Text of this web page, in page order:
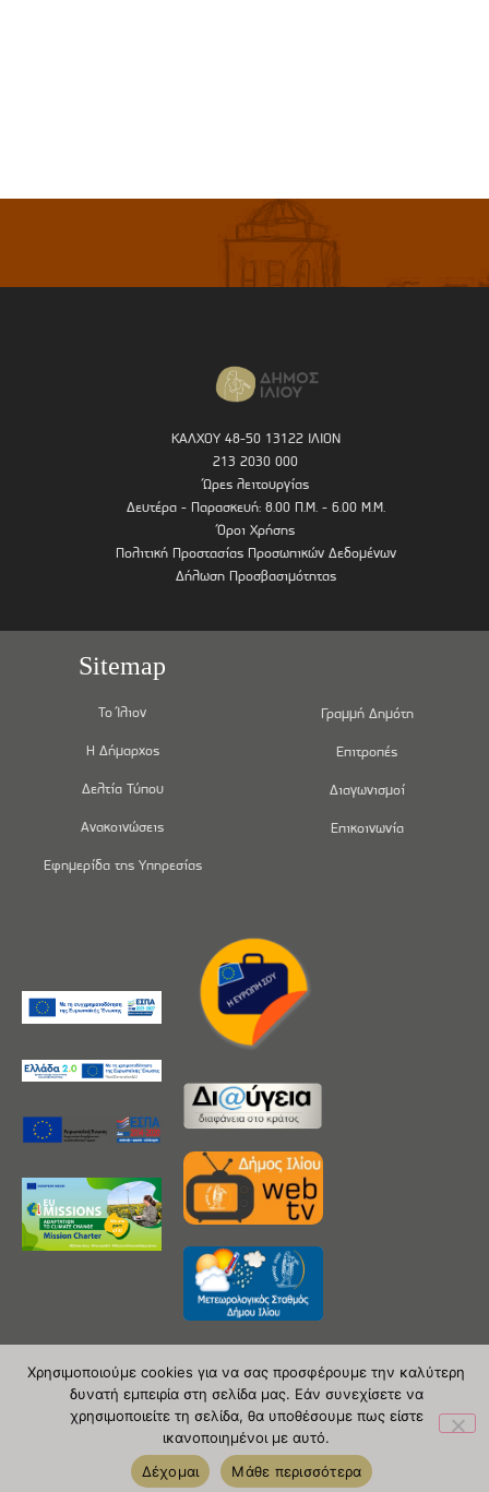
ΚΑΛΧΟΥ 48-50 13122 ΙΛΙΟΝ
213 2030 000
Ώρες λειτουργίας
Δευτέρα - Παρασκευή: 8.00 Π.Μ. - 6.00 Μ.Μ.
Όροι Χρήσης
Πολιτική Προστασίας Προσωπικών Δεδομένων
Δήλωση Προσβασιμότητας
Sitemap
Το Ίλιον
Η Δήμαρχος
Δελτία Τύπου
Ανακοινώσεις
Εφημερίδα της Υπηρεσίας
Γραμμή Δημότη
Επιτροπές
Διαγωνισμοί
Επικοινωνία
Copyright 2020 © Δήμος Ιλίου
| powered by Evolutionprojects
Χρησιμοποιούμε cookies για να σας προσφέρουμε την καλύτερη
δυνατή εμπειρία στη σελίδα μας. Εάν συνεχίσετε να
χρησιμοποιείτε τη σελίδα, θα υποθέσουμε πως είστε
ικανοποιημένοι με αυτό.
Δέχομαι
Μάθε περισσότερα